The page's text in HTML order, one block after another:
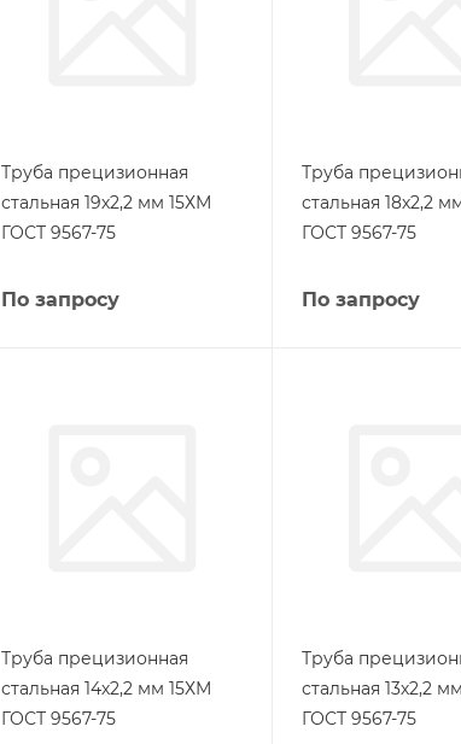
Труба прецизионная
стальная 19х2,2 мм 15ХМ
ГОСТ 9567-75
По запросу
Труба
стальная 18х2,2
ГОСТ 9567-75
По запросу
Труба прецизионная
стальная 14х2,2 мм 15ХМ
ГОСТ 9567-75
Труба
стальная 13х2,2
ГОСТ 9567-75